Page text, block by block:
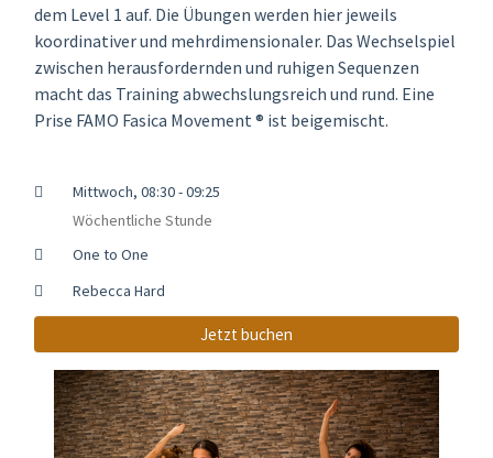
dem Level 1 auf. Die Übungen werden hier jeweils
koordinativer und mehrdimensionaler. Das Wechselspiel
zwischen herausfordernden und ruhigen Sequenzen
macht das Training abwechslungsreich und rund. Eine
Prise FAMO Fasica Movement ® ist beigemischt.
Mittwoch, 08:30 - 09:25
Wöchentliche Stunde
One to One
Rebecca Hard
Jetzt buchen